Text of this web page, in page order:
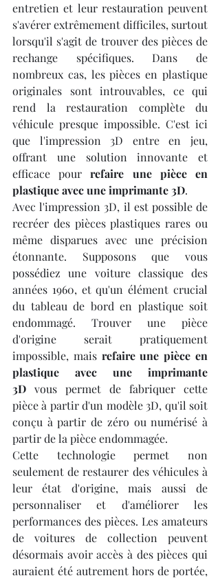
entretien et leur restauration peuvent
s'avérer extrêmement difficiles, surtout
lorsqu'il s'agit de trouver des pièces de
rechange spécifiques. Dans de
nombreux cas, les pièces en plastique
originales sont introuvables, ce qui
rend la restauration complète du
véhicule presque impossible. C'est ici
que l'impression 3D entre en jeu,
offrant une solution innovante et
efficace pour refaire une pièce en
plastique avec une imprimante 3D.
Avec l'impression 3D, il est possible de
recréer des pièces plastiques rares ou
même disparues avec une précision
étonnante. Supposons que vous
possédiez une voiture classique des
années 1960, et qu'un élément crucial
du tableau de bord en plastique soit
endommagé. Trouver une pièce
d'origine serait pratiquement
impossible, mais refaire une pièce en
plastique avec une imprimante
3D vous permet de fabriquer cette
pièce à partir d'un modèle 3D, qu'il soit
conçu à partir de zéro ou numérisé à
partir de la pièce endommagée.
Cette technologie permet non
seulement de restaurer des véhicules à
leur état d'origine, mais aussi de
personnaliser et d'améliorer les
performances des pièces. Les amateurs
de voitures de collection peuvent
désormais avoir accès à des pièces qui
auraient été autrement hors de portée,